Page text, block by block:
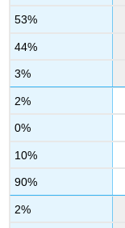
53%
44%
3%
2%
0%
10%
90%
2%